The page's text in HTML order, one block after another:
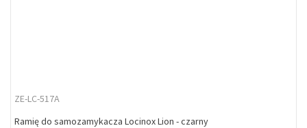
ZE-LC-517A
Ramię do samozamykacza Locinox Lion - czarny